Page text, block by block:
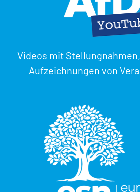
Videos mit
Aufzeichnungen von